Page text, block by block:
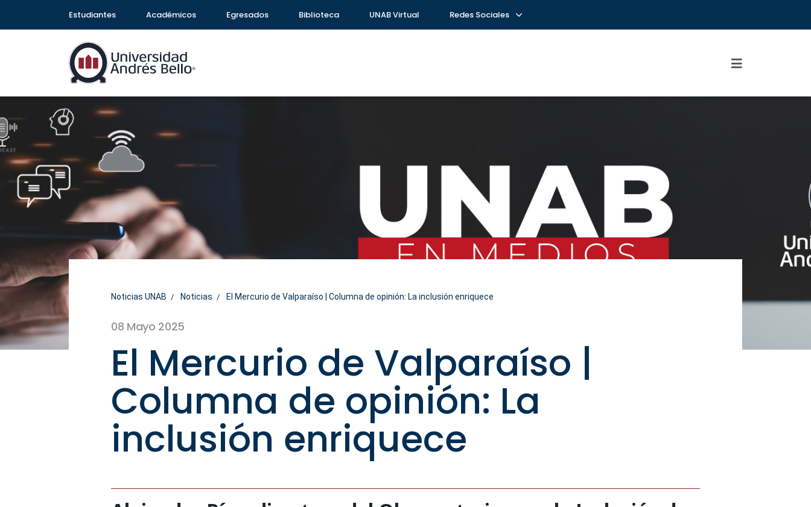
Estudiantes Académicos Egresados Biblioteca UNAB Virtual Redes Sociales
Noticias UNAB Noticias El Mercurio de Valparaíso | Columna de opinión: La inclusión enriquece
08 Mayo 2025
El Mercurio de Valparaíso |
Columna de opinión: La
inclusión enriquece